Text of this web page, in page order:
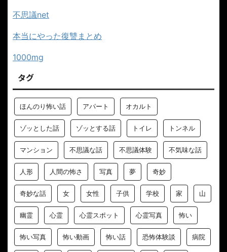
不思議net
本当にやった復讐まとめ
1000mg
タグ
ほんのり怖い話 アパート オカルト
ゾッとした話 ゾッとする話 トイレ トンネル
マンション 不思議な話 不思議体験 不気味な話
人形 人間の怖さ 写真 夢 奇妙
奇妙な話 女 女性 子供 学校 家 山
幽霊 心霊 心霊スポット 心霊写真 怖い
怖い写真 怖い動画 怖い話 恐怖体験談 病院